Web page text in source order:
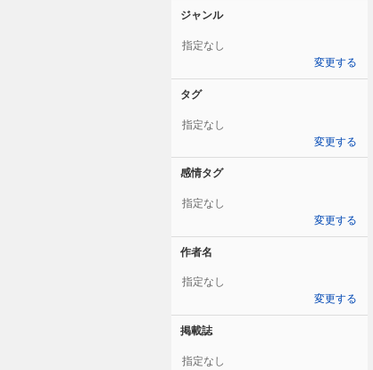
ジャンル
指定なし
変更する
タグ
指定なし
変更する
感情タグ
指定なし
変更する
作者名
指定なし
変更する
掲載誌
指定なし